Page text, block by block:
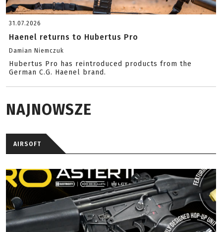
31.07.2026
Haenel returns to Hubertus Pro
Damian Niemczuk
Hubertus Pro has reintroduced products from the
German C.G. Haenel brand.
NAJNOWSZE
AIRSOFT